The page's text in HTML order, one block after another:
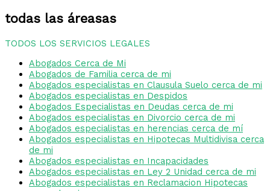
todas las áreasas
TODOS LOS SERVICIOS LEGALES
Abogados Cerca de Mi
Abogados de Familia cerca de mi
Abogados especialistas en Clausula Suelo cerca de mi
Abogados especialistas en Despidos
Abogados Especialistas en Deudas cerca de mi
Abogados especialistas en Divorcio cerca de mi
Abogados especialistas en herencias cerca de mí
Abogados especialistas en Hipotecas Multidivisa cerca
de mi
Abogados especialistas en Incapacidades
Abogados especialistas en Ley 2 Unidad cerca de mi
Abogados especialistas en Reclamacion Hipotecas